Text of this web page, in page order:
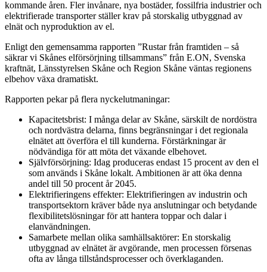
kommande åren. Fler invånare, nya bostäder, fossilfria industrier och
elektrifierade transporter ställer krav på storskalig utbyggnad av
elnät och nyproduktion av el.
Enligt den gemensamma rapporten ”Rustar från framtiden – så
säkrar vi Skånes elförsörjning tillsammans” från E.ON, Svenska
kraftnät, Länsstyrelsen Skåne och Region Skåne väntas regionens
elbehov växa dramatiskt.
Rapporten pekar på flera nyckelutmaningar:
Kapacitetsbrist: I många delar av Skåne, särskilt de nordöstra
och nordvästra delarna, finns begränsningar i det regionala
elnätet att överföra el till kunderna. Förstärkningar är
nödvändiga för att möta det växande elbehovet.
Självförsörjning: Idag produceras endast 15 procent av den el
som används i Skåne lokalt. Ambitionen är att öka denna
andel till 50 procent år 2045.
Elektrifieringens effekter: Elektrifieringen av industrin och
transportsektorn kräver både nya anslutningar och betydande
flexibilitetslösningar för att hantera toppar och dalar i
elanvändningen.
Samarbete mellan olika samhällsaktörer: En storskalig
utbyggnad av elnätet är avgörande, men processen försenas
ofta av långa tillståndsprocesser och överklaganden.